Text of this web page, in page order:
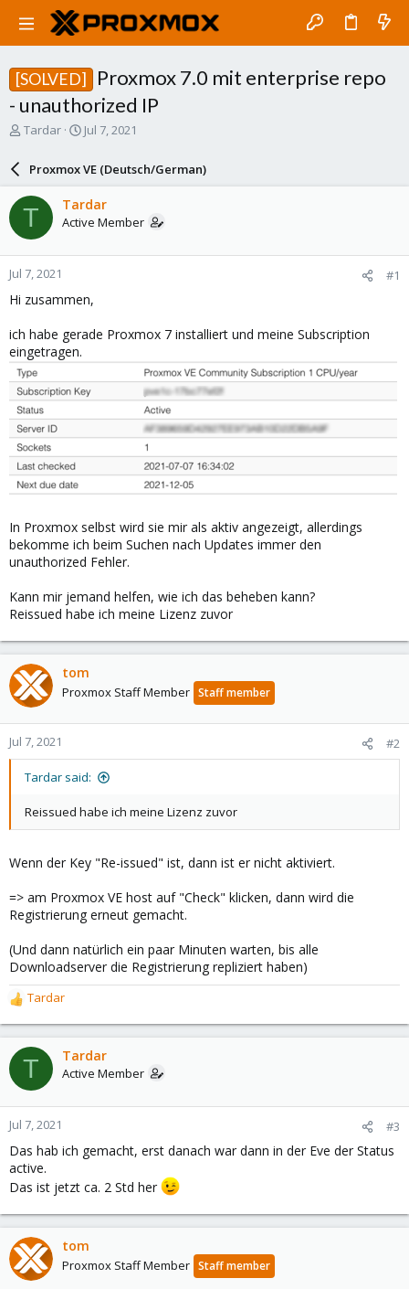
[SOLVED]
Proxmox 7.0 mit enterprise repo
- unauthorized IP
T
a
d
t
a
r
t
e
Tardar
S
a
r
d
a
e
Jul 7, 2021
Proxmox VE (Deutsch/German)
T Tardar
Active Member
Jul 7, 2021 #1
Hi zusammen,
ich habe gerade Proxmox 7 installiert und meine Subscription
eingetragen.
In Proxmox selbst wird sie mir als aktiv angezeigt, allerdings
bekomme ich beim Suchen nach Updates immer den
unauthorized Fehler.
Kann mir jemand helfen, wie ich das beheben kann?
Reissued habe ich meine Lizenz zuvor
tom
Proxmox Staff Member Staff member
Jul 7, 2021 #2
Tardar said:
Reissued habe ich meine Lizenz zuvor
Wenn der Key "Re-issued" ist, dann ist er nicht aktiviert.
=> am Proxmox VE host auf "Check" klicken, dann wird die
Registrierung erneut gemacht.
(Und dann natürlich ein paar Minuten warten, bis alle
Downloadserver die Registrierung repliziert haben)
R
e
a
c
t
o
n
s
:
Tardar
T Tardar
Active Member
Jul 7, 2021 #3
Das hab ich gemacht, erst danach war dann in der Eve der Status
active.
Das ist jetzt ca. 2 Std her
tom
Proxmox Staff Member Staff member